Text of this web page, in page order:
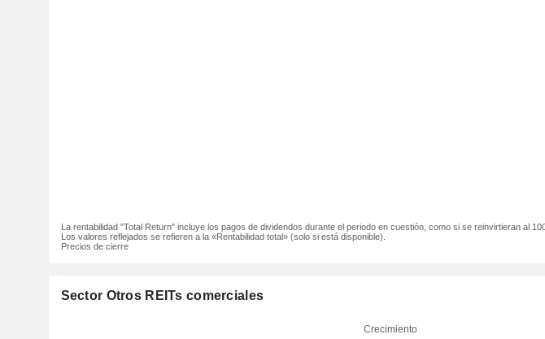
La rentabilidad "Total Return" incluye los pagos de dividendos durante el periodo en cuestión, como si se reinvirtieran al
Los valores reflejados se refieren a la «Rentabilidad total» (solo si está disponible).
Precios de cierre
Sector Otros REITs comerciales
Crecimiento